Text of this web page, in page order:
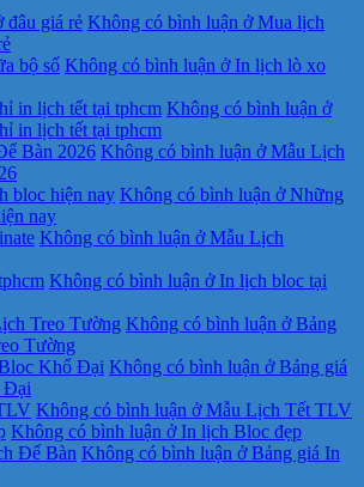
đâu giá rẻ Không có bình luận ở Mua lịch
bộ số Không có bình luận ở In lịch lò xo
in lịch tết tại tphcm Không có bình luận ở
in lịch tết tại tphcm
Bàn 2026 Không có bình luận ở Mẫu Lịch
bloc hiện nay Không có bình luận ở Những
nay
Không có bình luận ở Mẫu Lịch
Không có bình luận ở In lịch bloc tại
Treo Tường Không có bình luận ở Bảng
Tường
Khổ Đại Không có bình luận ở Bảng giá
Đại
Không có bình luận ở Mẫu Lịch Tết TLV
Không có bình luận ở In lịch Bloc đẹp
Để Bàn Không có bình luận ở Bảng giá In